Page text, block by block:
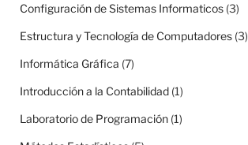
Configuración de Sistemas Informaticos(3)
Estructura y Tecnología de Computadores(3)
Informática Gráfica (7)
Introducción a la Contabilidad(1)
Laboratorio de Programación(1)